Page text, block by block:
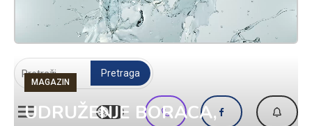
MAGAZIN
UDRUŽENJE BORACA,